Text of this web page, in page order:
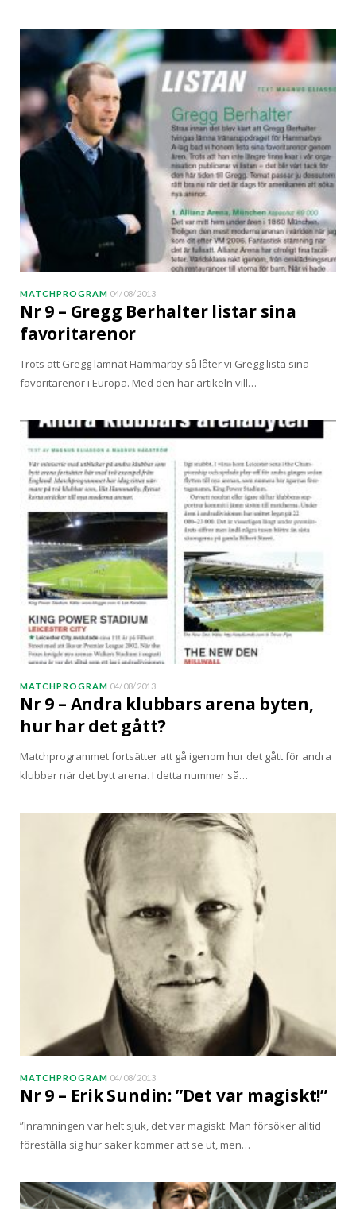
MATCHPROGRAM 04/08/2013
Nr 9 – Gregg Berhalter listar sina
favoritarenor
Trots att Gregg lämnat Hammarby så låter vi Gregg lista sina
favoritarenor i Europa. Med den här artikeln vill…
MATCHPROGRAM 04/08/2013
Nr 9 – Andra klubbars arena byten,
hur har det gått?
Matchprogrammet fortsätter att gå igenom hur det gått för andra
klubbar när det bytt arena. I detta nummer så…
MATCHPROGRAM 04/08/2013
Nr 9 – Erik Sundin: ”Det var magiskt!”
”Inramningen var helt sjuk, det var magiskt. Man försöker alltid
föreställa sig hur saker kommer att se ut, men…